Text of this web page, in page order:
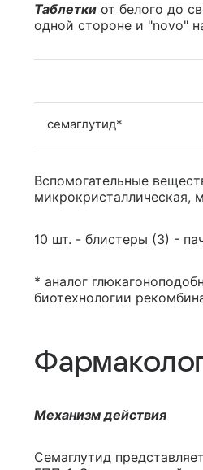
Таблетки от белого до
одной стороне и "novo"
семаглутид*
Вспомогательные
микрокристаллическая,
10 шт. - блистеры (3) -
* аналог
биотехнологии
Механизм действия
Семаглутид